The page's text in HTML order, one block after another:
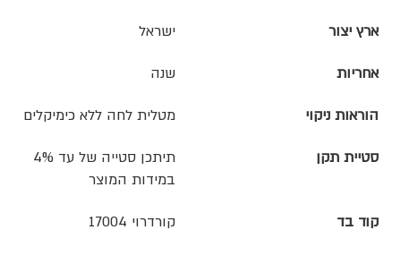
ארץ יצור ישראל
אחריות שנה
הוראות ניקוי מטלית לחה ללא כימיקלים
סטיית תקן
תיתכן סטייה של עד 4%
במידות המוצר
קוד בד קורדרוי 17004